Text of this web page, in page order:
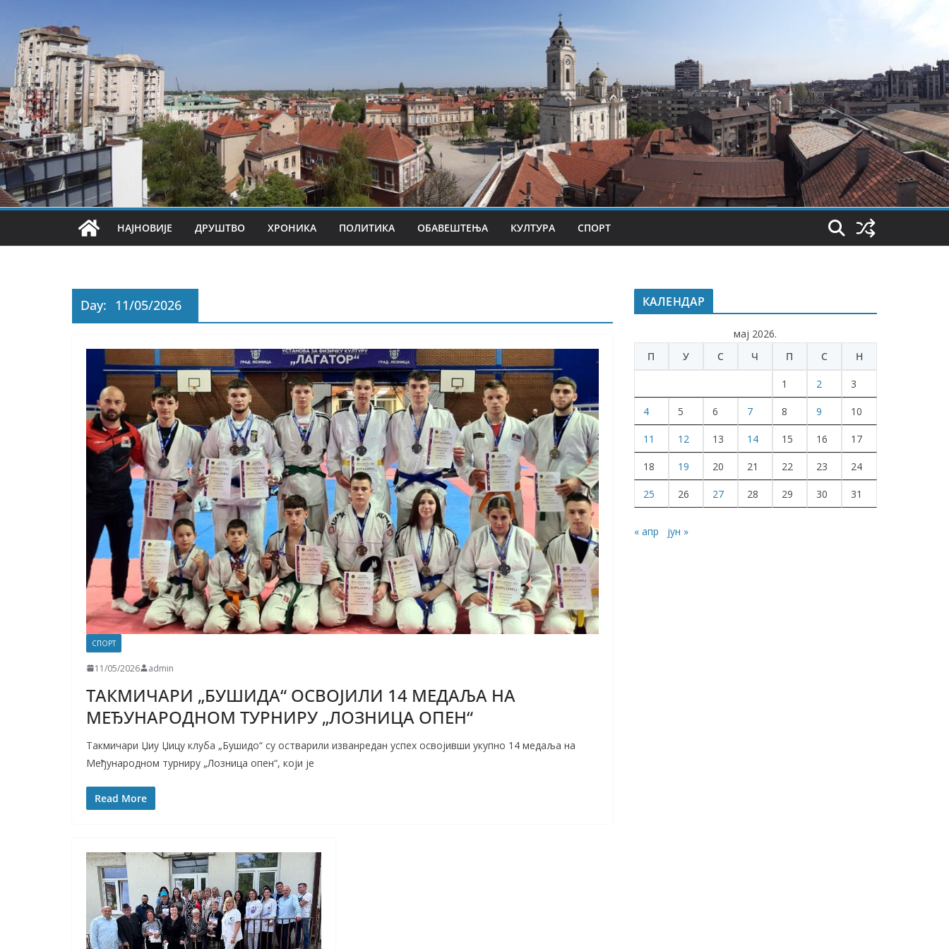
НАЈНОВИЈЕ ДРУШТВО ХРОНИКА ПОЛИТИКА ОБАВЕШТЕЊА КУЛТУРА СПОРТ
Day: 11/05/2026
СПОРТ
11/05/2026 admin
ТАКМИЧАРИ „БУШИДА“ ОСВОЈИЛИ 14 МЕДАЉА НА
МЕЂУНАРОДНОМ ТУРНИРУ „ЛОЗНИЦА ОПЕН“
Такмичари Џиу Џицу клуба „Бушидо“ су остварили изванредан успех освојивши укупно 14 медаља на
Међународном турниру „Лозница опен“, који је
Read More
КАЛЕНДАР
мај 2026.
П
У С Ч П С Н
1 2 3
4 5 6 7 8 9 10
11 12 13 14 15 16 17
18 19 20 21 22 23 24
25 26 27 28 29 30 31
« апр јун »